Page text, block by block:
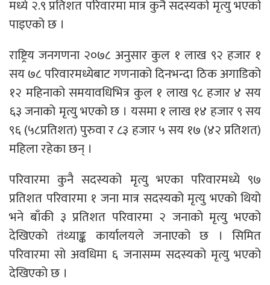
मध्ये २.९ प्रतिशत परिवारमा मात्र कुनै सदस्यको मृत्यु भएको
पाइएको छ ।
राष्ट्रिय जनगणना २०७८ अनुसार कुल १ लाख ९२ हजार १
सय ७८ परिवारमध्येबाट गणनाको दिनभन्दा ठिक अगाडिको
१२ महिनाको समयावधिभित्र कुल १ लाख ९८ हजार ४ सय
६३ जनाको मृत्यु भएको छ । यसमा १ लाख १४ हजार ९ सय
९६ (५८प्रतिशत) पुरुवा र ८३ हजार ५ सय १७ (४२ प्रतिशत)
महिला रहेका छन् ।
परिवारमा कुनै सदस्यको मृत्यु भएका परिवारमध्ये ९७
प्रतिशत परिवारमा १ जना मात्र सदस्यको मृत्यु भएको थियो
भने बाँकी ३ प्रतिशत परिवारमा २ जनाको मृत्यु भएको
देखिएको तंथ्याङ्क कार्यालयले जनाएको छ । सिमित
परिवारमा सो अवधिमा ६ जनासम्म सदस्यको मृत्यु भएको
देखिएको छ ।